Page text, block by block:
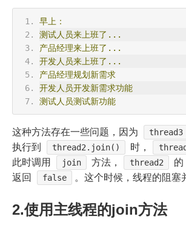
早上：
测试人员来上班了...
产品经理来上班了...
开发人员来上班了...
产品经理规划新需求
开发人员开发新需求功能
测试人员测试新功能
这种方法存在一些问题，因为 thread3
执行到
thread2.join() 时，
此时调用
join 方法， thread2 的
返回
false 。这个时候，线程的阻塞
2.使用主线程的join方法